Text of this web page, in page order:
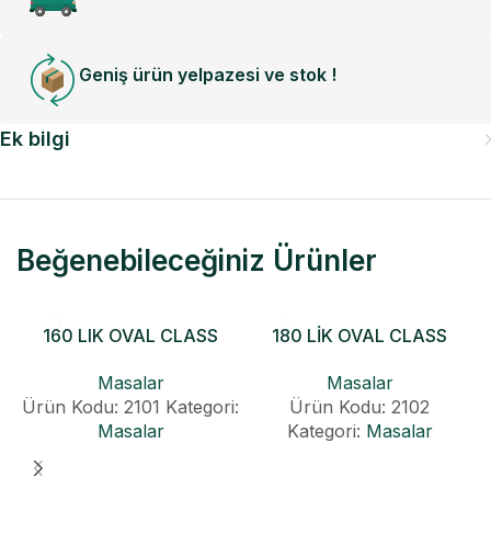
Geniş ürün yelpazesi ve stok !
Ek bilgi
Beğenebileceğiniz Ürünler
160 LIK OVAL CLASS
Masalar
Ürün Kodu: 2101 Kategori:
Masalar
180 LİK OVAL CLASS
Masalar
Ürün Kodu: 2102
Kategori: Masalar